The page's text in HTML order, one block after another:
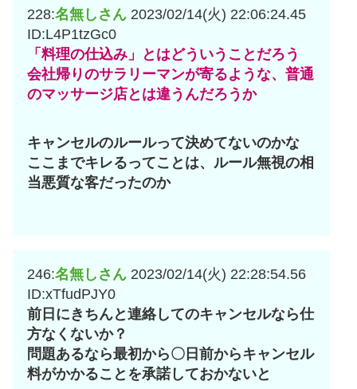
228:名無しさん 2023/02/14(火) 22:06:24.45
ID:L4P1tzGc0
「料理の仕込み」とはどういうことだろう
会社帰りのサラリーマンが寄るような、普通
のマッサージ店とは違うんだろうか
キャンセルのルールって決めてないのかな
ここまでキレるってことは、ルール無視の相
当悪質な客だったのか
246:名無しさん 2023/02/14(火) 22:28:54.56
ID:xTfudPJY0
前日にきちんと連絡してのキャンセルなら仕
方なくないか？
問題あるなら最初から〇日前からキャンセル
料がかかることを承諾しておかないと